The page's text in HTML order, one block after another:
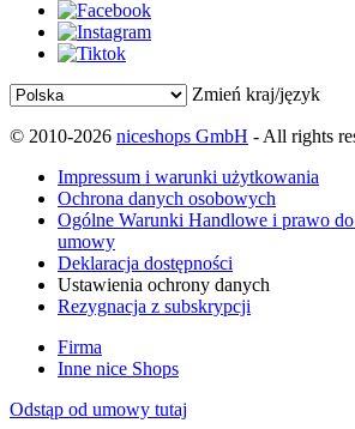
Zmień kraj/język
© 2010-2026 niceshops GmbH - All rights
Impressum i warunki użytkowania
Ochrona danych osobowych
Ogólne Warunki Handlowe i prawo do
umowy
Deklaracja dostępności
Ustawienia ochrony danych
Rezygnacja z subskrypcji
Firma
Inne nice Shops
Odstąp od umowy tutaj